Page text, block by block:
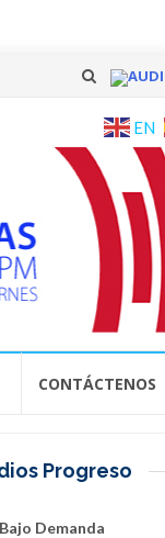
Skip
content
EN
CONTÁCTENOS
Progreso
Demanda